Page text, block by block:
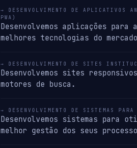
→ DESENVOLVIMENTO DE APLICATIVOS
PWA)
Desenvolvemos aplicações
melhores tecnologias do
→ DESENVOLVIMENTO DE SITES
Desenvolvemos sites
motores de busca.
→ DESENVOLVIMENTO DE SISTEMAS
Desenvolvemos sistemas para
melhor gestão dos seus processo